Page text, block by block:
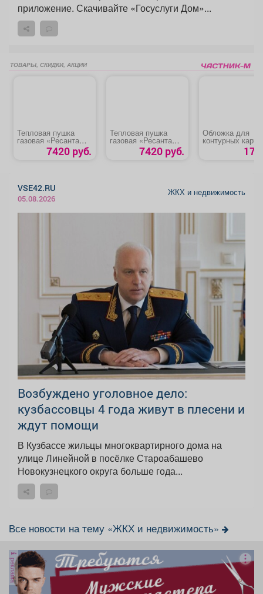
приложение. Скачивайте «Госуслуги Дом»...
ТОВАРЫ, СКИДКИ, АКЦИИ
Тепловая пушка
газовая «Ресанта
ТГП-15000»7420 руб.
Тепловая пушка
газовая «Ресанта
ТГП-15000»7420 руб.
Обложка для
контурных карт,
атласов и 17
VSE42.RU
05.08.2026
ЖКХ и недвижимость
Возбуждено уголовное дело:
кузбассовцы 4 года живут в плесени и
ждут помощи
В Кузбассе жильцы многоквартирного дома на
улице Линейной в посёлке Староабашево
Новокузнецкого округа больше года...
Все новости на тему «ЖКХ и недвижимость»
реклама